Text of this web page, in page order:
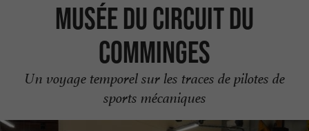
Musée du Circuit du
Comminges
Un voyage temporel sur les traces de pilotes de
sports mécaniques